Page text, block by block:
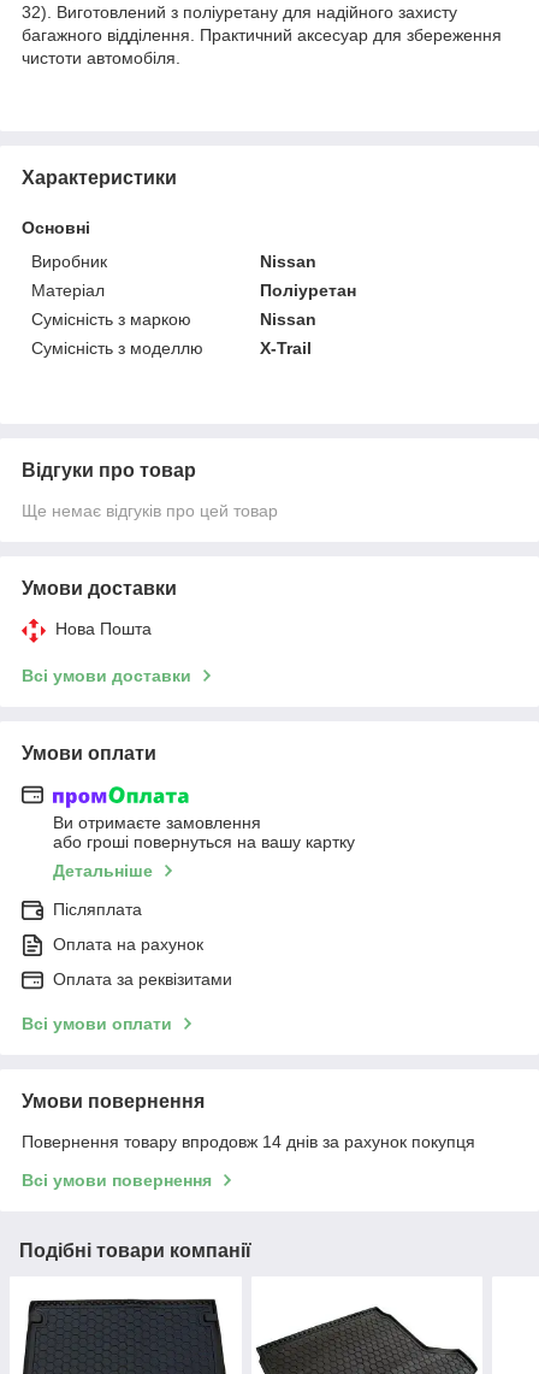
32). Виготовлений з поліуретану для надійного захисту
багажного відділення. Практичний аксесуар для збереження
чистоти автомобіля.
Характеристики
Основні
Виробник
Nissan
Матеріал
Поліуретан
Сумісність з маркою
Nissan
Сумісність з моделлю
X-Trail
Відгуки про товар
Ще немає відгуків про цей товар
Умови доставки
Нова Пошта
Всі умови доставки
Умови оплати
Ви отримаєте замовлення
або гроші повернуться на вашу картку
Детальніше
Післяплата
Оплата на рахунок
Оплата за реквізитами
Всі умови оплати
Умови повернення
Повернення товару впродовж 14 днів за рахунок покупця
Всі умови повернення
Подібні товари компанії